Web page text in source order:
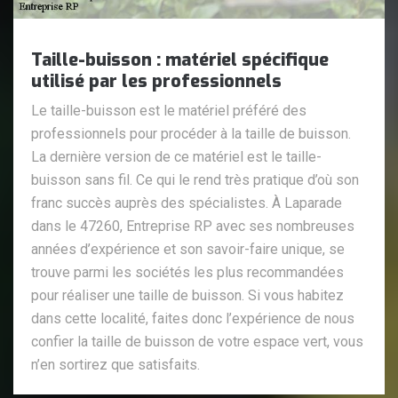
Taille-buisson : matériel spécifique
utilisé par les professionnels
Le taille-buisson est le matériel préféré des
professionnels pour procéder à la taille de buisson.
La dernière version de ce matériel est le taille-
buisson sans fil. Ce qui le rend très pratique d’où son
franc succès auprès des spécialistes. À Laparade
dans le 47260, Entreprise RP avec ses nombreuses
années d’expérience et son savoir-faire unique, se
trouve parmi les sociétés les plus recommandées
pour réaliser une taille de buisson. Si vous habitez
dans cette localité, faites donc l’expérience de nous
confier la taille de buisson de votre espace vert, vous
n’en sortirez que satisfaits.